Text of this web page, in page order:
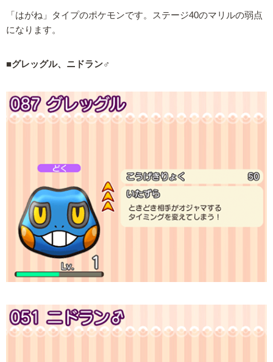
「はがね」タイプのポケモンです。ステージ40のマリルの弱点
になります。
■グレッグル、ニドラン♂